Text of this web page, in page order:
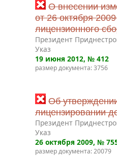
О внесении
от 26 октября
лицензионного
Президент
Указ
19 июня 2012, № 412
размер документа: 3756
Об
лицензировании
Президент
Указ
26 октября 2009, №
размер документа: 20079